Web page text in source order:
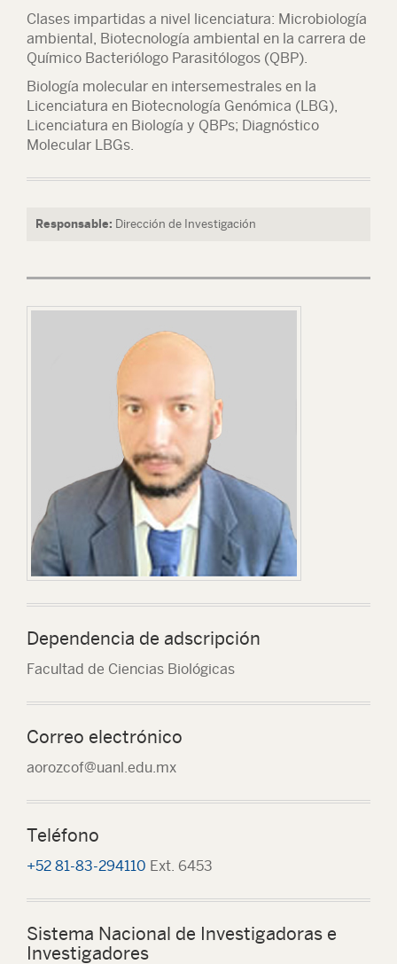
Clases impartidas a nivel licenciatura: Microbiología
ambiental, Biotecnología ambiental en la carrera de
Químico Bacteriólogo Parasitólogos (QBP).
Biología molecular en intersemestrales en la
Licenciatura en Biotecnología Genómica (LBG),
Licenciatura en Biología y QBPs; Diagnóstico
Molecular LBGs.
Responsable: Dirección de Investigación
Dependencia de adscripción
Facultad de Ciencias Biológicas
Correo electrónico
aorozcof@uanl.edu.mx
Teléfono
+52 81-83-294110 Ext. 6453
Sistema Nacional de Investigadoras e
Investigadores